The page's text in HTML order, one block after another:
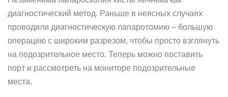
диагностический метод. Раньше в неясных случаях
проводили диагностическую лапаротомию – большую
операцию с широким разрезом, чтобы просто взглянуть
на подозрительное место. Теперь можно поставить
порт и рассмотреть на мониторе подозрительные
места.